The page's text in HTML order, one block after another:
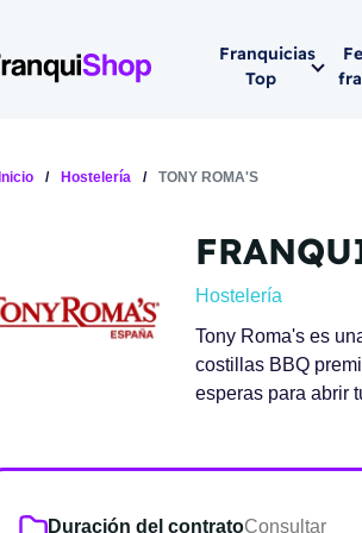
Franquicias
Top
Hostelería
Estética y
Vending08-
Madrid
Municipal
Lleva tu
Inicio / Hostelería / TONY ROMA'S
Hostelería
Tony Roma's es
costillas BBQ
esperas para abrir
Duración del contratoConsultar